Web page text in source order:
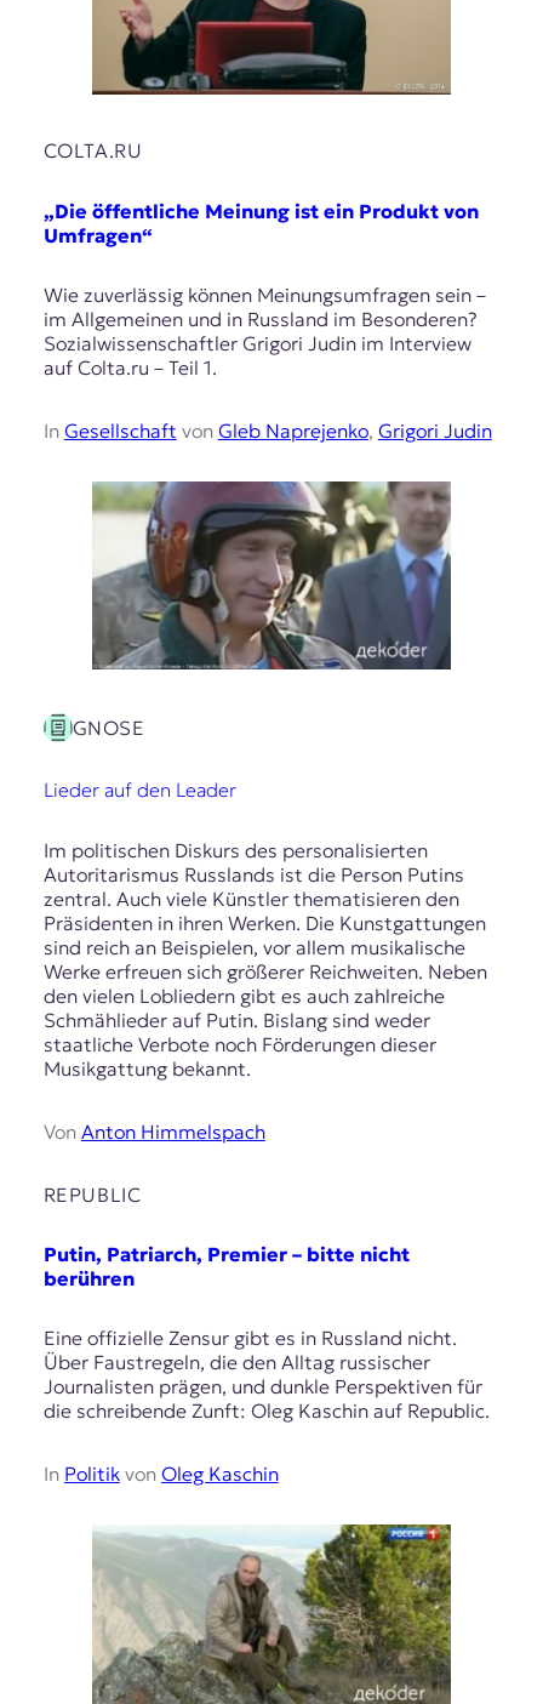
COLTA.RU
„Die öffentliche Meinung ist ein Produkt von
Umfragen“
Wie zuverlässig können Meinungsumfragen sein –
im Allgemeinen und in Russland im Besonderen?
Sozialwissenschaftler Grigori Judin im Interview
auf Colta.ru – Teil 1.
In Gesellschaft von Gleb Naprejenko, Grigori Judin
GNOSE
Lieder auf den Leader
Im politischen Diskurs des personalisierten
Autoritarismus Russlands ist die Person Putins
zentral. Auch viele Künstler thematisieren den
Präsidenten in ihren Werken. Die Kunstgattungen
sind reich an Beispielen, vor allem musikalische
Werke erfreuen sich größerer Reichweiten. Neben
den vielen Lobliedern gibt es auch zahlreiche
Schmählieder auf Putin. Bislang sind weder
staatliche Verbote noch Förderungen dieser
Musikgattung bekannt.
Von Anton Himmelspach
REPUBLIC
Putin, Patriarch, Premier – bitte nicht
berühren
Eine offizielle Zensur gibt es in Russland nicht.
Über Faustregeln, die den Alltag russischer
Journalisten prägen, und dunkle Perspektiven für
die schreibende Zunft: Oleg Kaschin auf Republic.
In Politikvon Oleg Kaschin